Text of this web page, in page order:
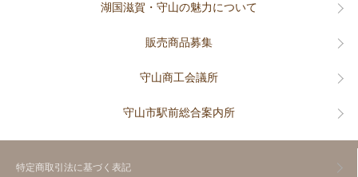
湖国滋賀・守山の魅力について
販売商品募集
守山商工会議所
守山市駅前総合案内所
特定商取引法に基づく表記